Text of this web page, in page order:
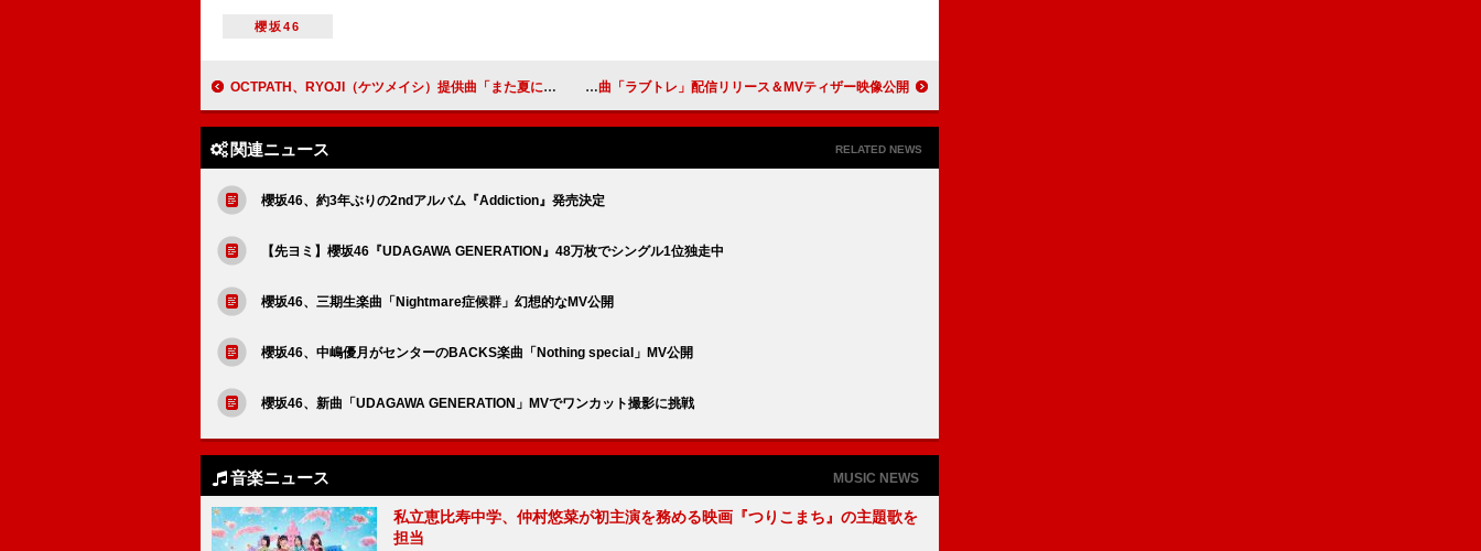
櫻坂46
OCTPATH、RYOJI（ケツメイシ）提供曲「また夏に帰ろう」をシングルリリース CUTIE STREET、新曲「ラブトレ」配信リリース＆MVティザー映像公開
関連ニュース RELATED NEWS
櫻坂46、約3年ぶりの2ndアルバム『Addiction』発売決定
【先ヨミ】櫻坂46『UDAGAWA GENERATION』48万枚でシングル1位独走中
櫻坂46、三期生楽曲「Nightmare症候群」幻想的なMV公開
櫻坂46、中嶋優月がセンターのBACKS楽曲「Nothing special」MV公開
櫻坂46、新曲「UDAGAWA GENERATION」MVでワンカット撮影に挑戦
音楽ニュース MUSIC NEWS
私立恵比寿中学、仲村悠菜が初主演を務める映画『つりこまち』の主題歌を
担当